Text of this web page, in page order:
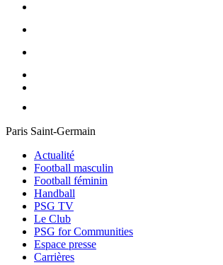
Paris Saint-Germain
Actualité
Football masculin
Football féminin
Handball
PSG TV
Le Club
PSG for Communities
Espace presse
Carrières